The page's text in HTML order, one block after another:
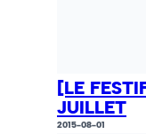
[LE
JUILLET
2015-08-01